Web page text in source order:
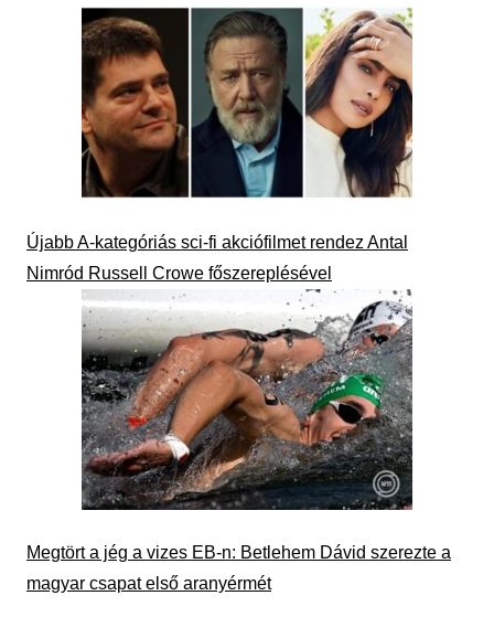
Újabb A-kategóriás sci-fi akciófilmet rendez Antal
Nimród Russell Crowe főszereplésével
Megtört a jég a vizes EB-n: Betlehem Dávid szerezte a
magyar csapat első aranyérmét